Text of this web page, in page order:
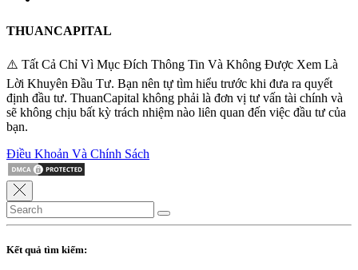
THUANCAPITAL
⚠️ Tất Cả Chỉ Vì Mục Đích Thông Tin Và Không Được Xem Là
Lời Khuyên Đầu Tư. Bạn nên tự tìm hiểu trước khi đưa ra quyết
định đầu tư. ThuanCapital không phải là đơn vị tư vấn tài chính và
sẽ không chịu bất kỳ trách nhiệm nào liên quan đến việc đầu tư của
bạn.
Điều Khoản Và Chính Sách
Kết quả tìm kiếm: